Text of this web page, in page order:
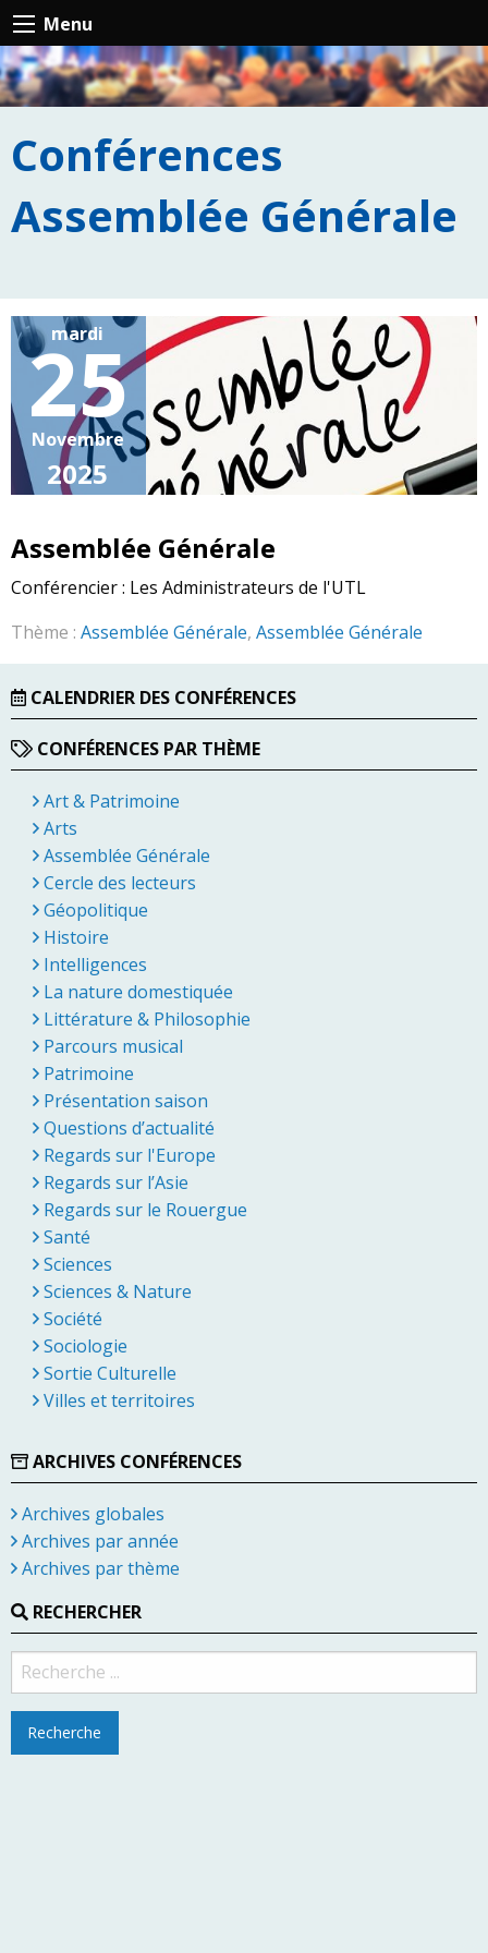
Menu
Conférences
Assemblée Générale
mardi
25
Novembre
2025
Assemblée Générale
Conférencier : Les Administrateurs de l'UTL
Thème : Assemblée Générale, Assemblée Générale
CALENDRIER DES CONFÉRENCES
CONFÉRENCES PAR THÈME
Art & Patrimoine
Arts
Assemblée Générale
Cercle des lecteurs
Géopolitique
Histoire
Intelligences
La nature domestiquée
Littérature & Philosophie
Parcours musical
Patrimoine
Présentation saison
Questions d’actualité
Regards sur l'Europe
Regards sur l’Asie
Regards sur le Rouergue
Santé
Sciences
Sciences & Nature
Société
Sociologie
Sortie Culturelle
Villes et territoires
ARCHIVES CONFÉRENCES
Archives globales
Archives par année
Archives par thème
RECHERCHER